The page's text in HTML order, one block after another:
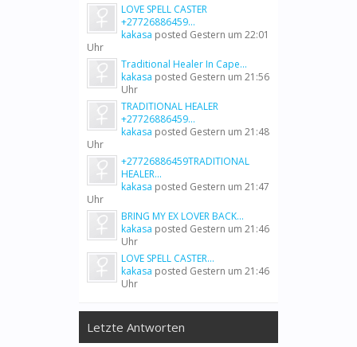
LOVE SPELL CASTER
+27726886459...
kakasa posted Gestern um 22:01
Uhr
Traditional Healer In Cape...
kakasa posted Gestern um 21:56
Uhr
TRADITIONAL HEALER
+27726886459...
kakasa posted Gestern um 21:48
Uhr
+27726886459TRADITIONAL
HEALER...
kakasa posted Gestern um 21:47
Uhr
BRING MY EX LOVER BACK...
kakasa posted Gestern um 21:46
Uhr
LOVE SPELL CASTER...
kakasa posted Gestern um 21:46
Uhr
Letzte Antworten